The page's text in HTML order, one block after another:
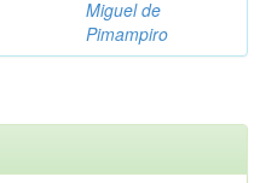
Miguel de
Pimampiro